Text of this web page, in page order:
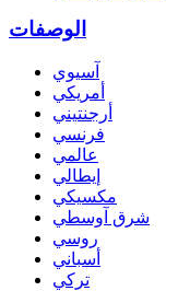
الوصفات
آسيوي
أمريكي
أرجنتيني
فرنسي
عالمي
إيطالي
مكسيكي
شرق آوسطي
روسي
أسباني
تركي